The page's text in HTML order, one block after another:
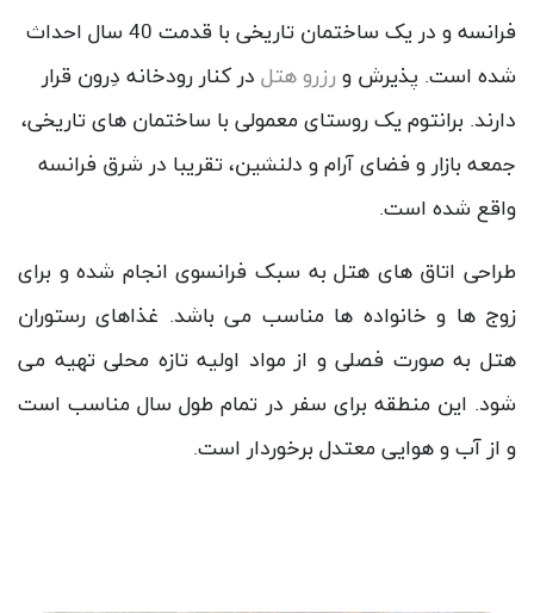
فرانسه و در یک ساختمان تاریخی با قدمت 40 سال احداث
شده است. پذیرش و رزرو هتل در کنار رودخانه دِرون قرار
دارند. برانتوم یک روستای معمولی با ساختمان های تاریخی،
جمعه بازار و فضای آرام و دلنشین، تقریبا در شرق فرانسه
واقع شده است.
طراحی اتاق های هتل به سبک فرانسوی انجام شده و برای
زوج ها و خانواده ها مناسب می باشد. غذاهای رستوران
هتل به صورت فصلی و از مواد اولیه تازه محلی تهیه می
شود. این منطقه برای سفر در تمام طول سال مناسب است
و از آب و هوایی معتدل برخوردار است.